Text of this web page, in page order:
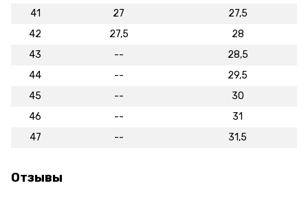
41
27
27,5
42
27,5
28
43
--
28,5
44
--
29,5
45
--
30
46
--
31
47
-- 31,5
Отзывы